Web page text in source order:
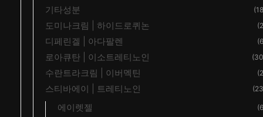
기타성분
도미나크림 | 하이드로퀴논
디페린겔 | 아다팔렌
로아큐탄 | 이소트레티노인
수란트라크림 | 이버멕틴
스티바에이 | 트레티노인
에이렛젤